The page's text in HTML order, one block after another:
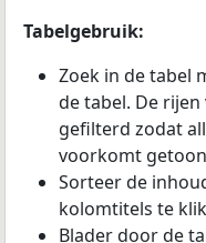
Tabelgebruik:
Zoek in de tabel
de tabel. De
gefilterd zodat
voorkomt
Sorteer de
kolomtitels te
Blader door de